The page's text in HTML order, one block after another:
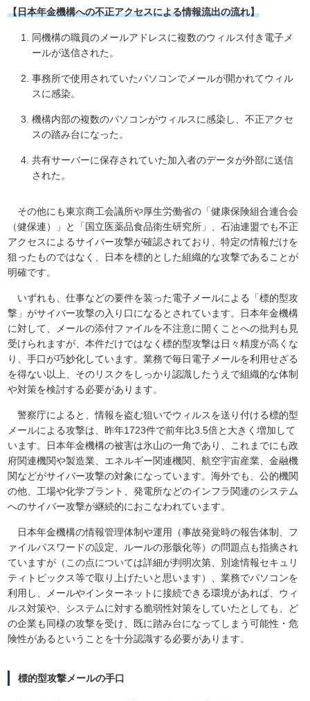
【日本年金機構への不正アクセスによる情報流出の流れ】
同機構の職員のメールアドレスに複数のウィルス付き電子メ
ールが送信された。
事務所で使用されていたパソコンでメールが開かれてウィル
スに感染。
機構内部の複数のパソコンがウィルスに感染し、不正アクセ
スの踏み台になった。
共有サーバーに保存されていた加入者のデータが外部に送信
された。
その他にも東京商工会議所や厚生労働省の「健康保険組合連合会
（健保連）」と「国立医薬品食品衛生研究所」、石油連盟でも不正
アクセスによるサイバー攻撃が確認されており、特定の情報だけを
狙ったものではなく、日本を標的とした組織的な攻撃であることが
明確です。
いずれも、仕事などの要件を装った電子メールによる「標的型攻
撃」がサイバー攻撃の入り口になるとされています。日本年金機構
に対して、メールの添付ファイルを不注意に開くことへの批判も見
受けられますが、本件だけではなく標的型攻撃は日々精度が高くな
り、手口が巧妙化しています。業務で毎日電子メールを利用せざる
を得ない以上、そのリスクをしっかり認識したうえで組織的な体制
や対策を検討する必要があります。
警察庁によると、情報を盗む狙いでウィルスを送り付ける標的型
メールによる攻撃は、昨年1723件で前年比3.5倍と大きく増加して
います。日本年金機構の被害は氷山の一角であり、これまでにも政
府関連機関や製造業、エネルギー関連機関、航空宇宙産業、金融機
関などがサイバー攻撃の対象になっています。海外でも、公的機関
の他、工場や化学プラント、発電所などのインフラ関連のシステム
へのサイバー攻撃が継続的におこなわれています。
日本年金機構の情報管理体制や運用（事故発覚時の報告体制、フ
ァイルパスワードの設定、ルールの形骸化等）の問題点も指摘され
ていますが（この点については詳細が判明次第、別途情報セキュリ
ティトピックス等で取り上げたいと思います）、業務でパソコンを
利用し、メールやインターネットに接続できる環境があれば、ウィ
ルス対策や、システムに対する脆弱性対策をしていたとしても、ど
の企業も同様の攻撃を受け、既に踏み台になってしまう可能性・危
険性があるということを十分認識する必要があります。
標的型攻撃メールの手口